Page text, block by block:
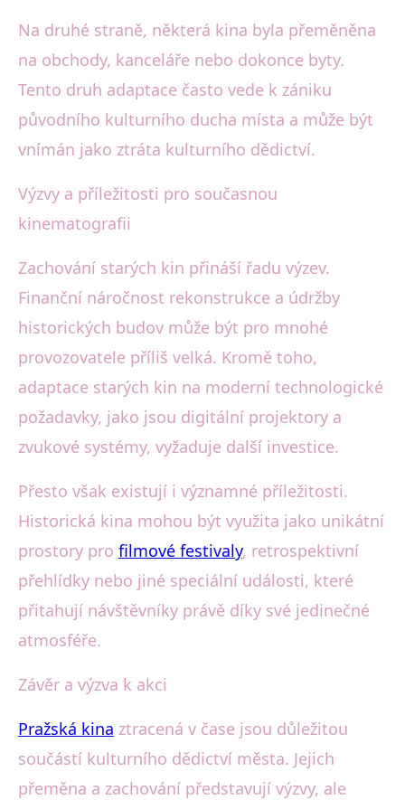
Na druhé straně, některá kina byla přeměněna
na obchody, kanceláře nebo dokonce byty.
Tento druh adaptace často vede k zániku
původního kulturního ducha místa a může být
vnímán jako ztráta kulturního dědictví.
Výzvy a příležitosti pro současnou
kinematografii
Zachování starých kin přináší řadu výzev.
Finanční náročnost rekonstrukce a údržby
historických budov může být pro mnohé
provozovatele příliš velká. Kromě toho,
adaptace starých kin na moderní technologické
požadavky, jako jsou digitální projektory a
zvukové systémy, vyžaduje další investice.
Přesto však existují i významné příležitosti.
Historická kina mohou být využita jako unikátní
prostory pro filmové festivaly, retrospektivní
přehlídky nebo jiné speciální události, které
přitahují návštěvníky právě díky své jedinečné
atmosféře.
Závěr a výzva k akci
Pražská kina ztracená v čase jsou důležitou
součástí kulturního dědictví města. Jejich
přeměna a zachování představují výzvy, ale